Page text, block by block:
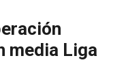
media Liga